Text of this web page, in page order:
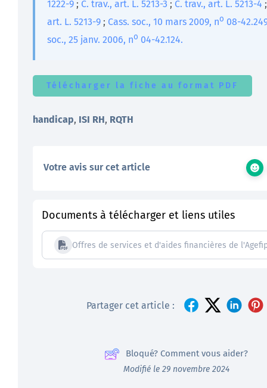
1222-9 ; C. trav., art. L. 5213-3 ; C. trav., art. L. 5213-4
art. L. 5213-9 ; Cass. soc., 10 mars 2009, no 08-
soc., 25 janv. 2006, no 04-42.124.
Télécharger la fiche au format PDF
handicap, ISI RH, RQTH
Votre avis sur cet article
Documents à télécharger et liens utiles
Offres de services et d'aides financières de
Partager cet article :
Bloqué? Comment vous aider?
Modifié le 29 novembre 2024